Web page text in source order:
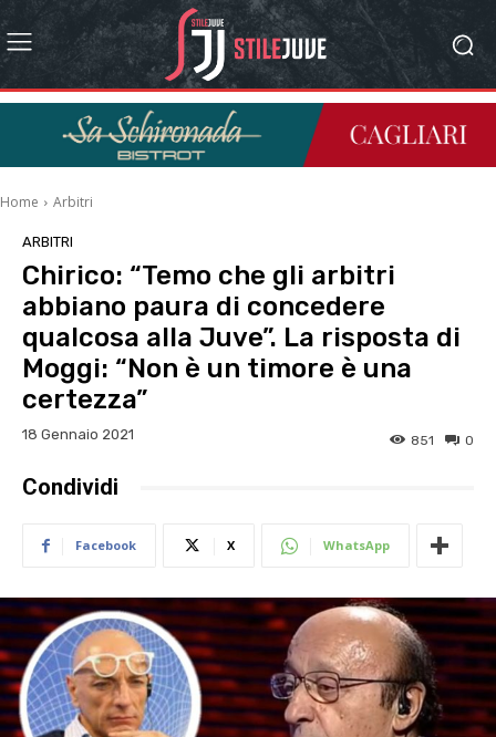
Home Arbitri
ARBITRI
Chirico: “Temo che gli arbitri
abbiano paura di concedere
qualcosa alla Juve”. La risposta di
Moggi: “Non è un timore è una
certezza”
18 Gennaio 2021 0
851
Condividi
Facebook X WhatsApp